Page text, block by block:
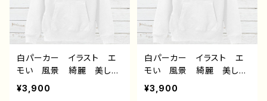
白パーカー イラスト エ
モい 風景 綺麗 美し
い 景色 おしゃれ 可愛
い女の子 メンズ レディ
¥3,900
白パーカー イラスト エ
モい 風景 綺麗 美し
い 景色 おしゃれ 可愛
い女の子 メンズ レディ
¥3,900